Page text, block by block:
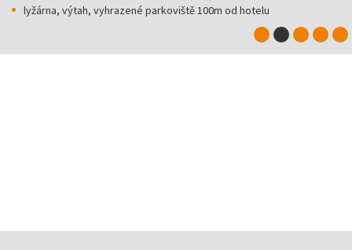
lyžárna, výtah, vyhrazené parkoviště 100m od hotelu